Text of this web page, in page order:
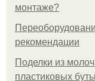
монтаже?
рекомендации
Поделки из
пластиковых